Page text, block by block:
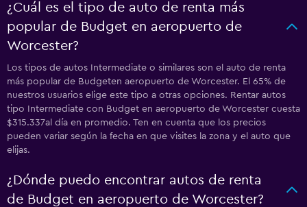
¿Cuál es el tipo de auto de renta más
popular de Budget en aeropuerto de
Worcester?
Los tipos de autos Intermediate o similares son el auto de renta
más popular de Budgeten aeropuerto de Worcester. El 65% de
nuestros usuarios elige este tipo a otras opciones. Rentar autos
tipo Intermediate con Budget en aeropuerto de Worcester cuesta
$315.337al día en promedio. Ten en cuenta que los precios
pueden variar según la fecha en que visites la zona y el auto que
elijas.
¿Dónde puedo encontrar autos de renta
de Budget en aeropuerto de Worcester?